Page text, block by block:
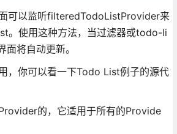
可以监听filteredTodoListProvider来
。使用这种方法，当过滤器或todo-li
将自动更新。
，你可以看一下Todo List例子的源代
的，它适用于所有的Provide